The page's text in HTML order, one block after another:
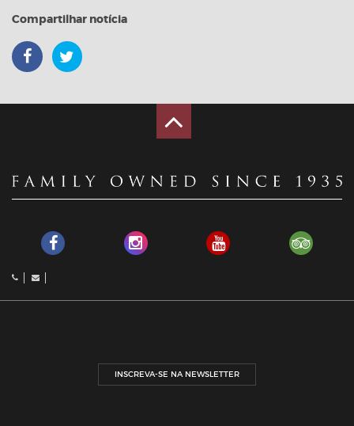
Compartilhar notícia
INSCREVA-SE NA NEWSLETTER